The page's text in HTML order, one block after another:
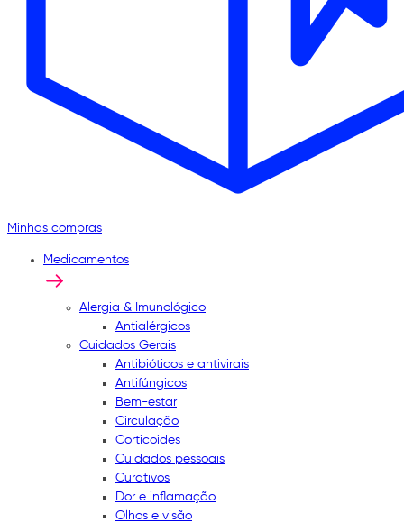
Minhas compras
Medicamentos
Alergia & Imunológico
Antialérgicos
Cuidados Gerais
Antibióticos e antivirais
Antifúngicos
Bem-estar
Circulação
Corticoides
Cuidados pessoais
Curativos
Dor e inflamação
Olhos e visão